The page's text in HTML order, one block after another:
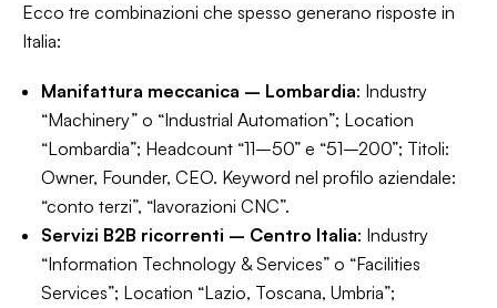
Ecco tre combinazioni che spesso generano risposte in
Italia:
Manifattura meccanica – Lombardia: Industry
“Machinery” o “Industrial Automation”; Location
“Lombardia”; Headcount “11–50” e “51–200”; Titoli:
Owner, Founder, CEO. Keyword nel profilo aziendale:
“conto terzi”, “lavorazioni CNC”.
Servizi B2B ricorrenti – Centro Italia: Industry
“Information Technology & Services” o “Facilities
Services”; Location “Lazio, Toscana, Umbria”;